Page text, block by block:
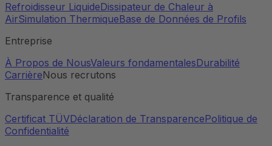
Refroidisseur LiquideDissipateur de Chaleur à
AirSimulation ThermiqueBase de Données de Profils
Entreprise
À Propos de NousValeurs fondamentalesDurabilité
CarrièreNous recrutons
Transparence et qualité
Certificat TÜVDéclaration de TransparencePolitique de
Confidentialité